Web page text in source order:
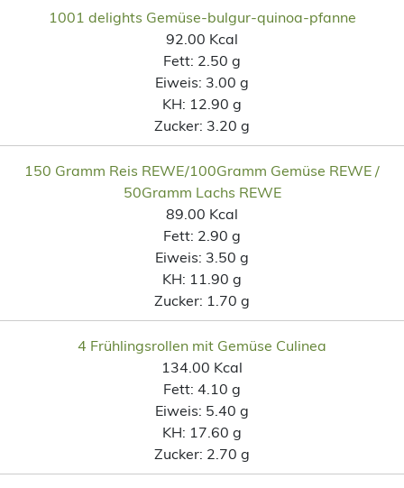
1001 delights Gemüse-bulgur-quinoa-pfanne
92.00 Kcal
Fett: 2.50 g
Eiweis: 3.00 g
KH: 12.90 g
Zucker: 3.20 g
150 Gramm Reis REWE/100Gramm Gemüse REWE /
50Gramm Lachs REWE
89.00 Kcal
Fett: 2.90 g
Eiweis: 3.50 g
KH: 11.90 g
Zucker: 1.70 g
4 Frühlingsrollen mit Gemüse Culinea
134.00 Kcal
Fett: 4.10 g
Eiweis: 5.40 g
KH: 17.60 g
Zucker: 2.70 g